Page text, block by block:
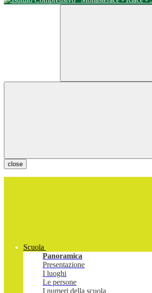
close
Scuola
Panoramica
Presentazione
I luoghi
Le persone
I numeri della scuola